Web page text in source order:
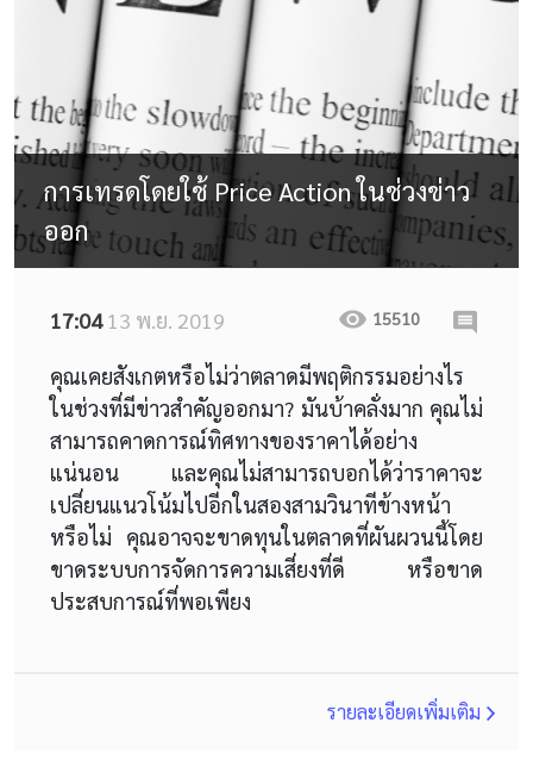
การเทรดโดยใช้ Price Action ในช่วงข่าว
ออก
17:0413 พ.ย. 2019 15510
คุณเคยสังเกตหรือไม่ว่าตลาดมีพฤติกรรมอย่างไร
ในช่วงที่มีข่าวสำคัญออกมา? มันบ้าคลั่งมาก คุณไม่
สามารถคาดการณ์ทิศทางของราคาได้อย่าง
แน่นอน และคุณไม่สามารถบอกได้ว่าราคาจะ
เปลี่ยนแนวโน้มไปอีกในสองสามวินาทีข้างหน้า
หรือไม่ คุณอาจจะขาดทุนในตลาดที่ผันผวนนี้โดย
ขาดระบบการจัดการความเสี่ยงที่ดี หรือขาด
ประสบการณ์ที่พอเพียง
รายละเอียดเพิ่มเติม